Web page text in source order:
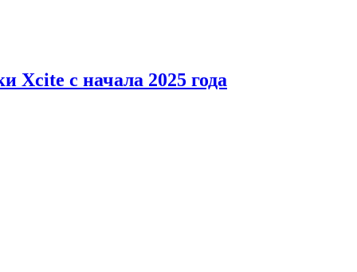
Xcite с начала 2025 года